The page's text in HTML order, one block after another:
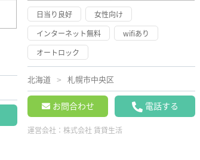
日当り良好
女性向け
インターネット無料
wifiあり
オートロック
北海道 札幌市中央区
お問合わせ 電話する
運営会社：株式会社 賃貸生活